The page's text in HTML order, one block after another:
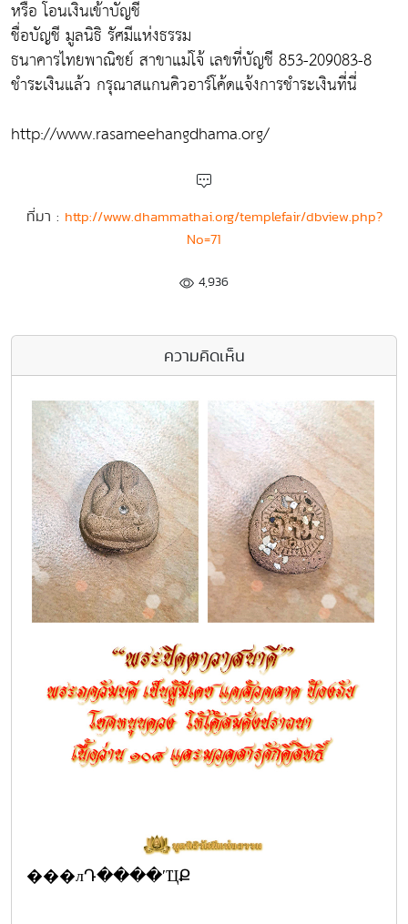
หรือ โอนเงินเข้าบัญชี
ชื่อบัญชี มูลนิธิ รัศมีแห่งธรรม
ธนาคารไทยพาณิชย์ สาขาแม่โจ้ เลขที่บัญชี 853-209083-8
ชำระเงินแล้ว กรุณาสแกนคิวอาร์โค้ดแจ้งการชำระเงินที่นี่
http://www.rasameehangdhama.org/
ที่มา : http://www.dhammathai.org/templefair/dbview.php?
No=71
4,936
ความคิดเห็น
���лԴ����ʹҴՔ